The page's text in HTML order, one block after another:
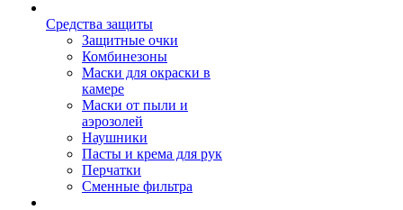
Средства защиты
Защитные очки
Комбинезоны
Маски для окраски в
камере
Маски от пыли и
аэрозолей
Наушники
Пасты и крема для рук
Перчатки
Сменные фильтра